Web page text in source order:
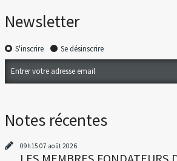
Newsletter
S'inscrire Se désinscrire
Notes récentes
09h15 07 août 2026